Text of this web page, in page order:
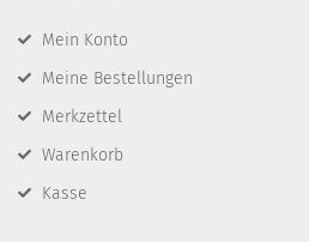
Mein Konto
Meine Bestellungen
Merkzettel
Warenkorb
Kasse